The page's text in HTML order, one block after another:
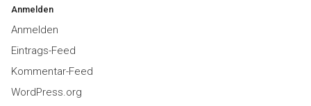
Anmelden
Anmelden
Eintrags-Feed
Kommentar-Feed
WordPress.org